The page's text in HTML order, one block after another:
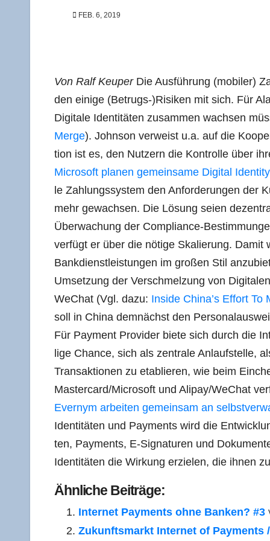
FEB. 6, 2019
Von Ralf KeuperDie Aus­füh­rung (mobi­ler)
den eini­ge (Betrugs-)Risiken mit sich. Für
Digi­ta­le Iden­ti­tä­ten zusam­men wach­sen
Mer­ge). John­son ver­weist u.a. auf die
ti­on ist es, den Nut­zern die Kon­trol­le über
Micro­soft pla­nen gemein­sa­me Digi­tal
le Zah­lungs­sys­tem den Anfor­de­run­gen der
mehr gewach­sen. Die Lösung sei­en
Über­wa­chung der Com­pli­ance-
ver­fügt er über die nöti­ge Ska­lie­rung.
Bank­dienst­leis­tun­gen im gro­ßen Stil
Umset­zung der Ver­schmel­zung von
WeChat (Vgl. dazu: Insi­de China’s Effort
soll in Chi­na dem­nächst den
Für Pay­ment Pro­vi­der bie­te sich durch die
li­ge Chan­ce, sich als zen­tra­le Anlauf­stel­le,
Trans­ak­tio­nen zu eta­blie­ren, wie beim
Mastercard/​Microsoft und Alipay/​WeChat
Ever­nym arbei­ten gemein­sam an
Iden­ti­tä­ten und Pay­ments wird die
ten, Pay­ments, E‑Signaturen und
Iden­ti­tä­ten die Wir­kung erzie­len, die ihnen
Ähn­li­che Beiträge:
Inter­net Pay­ments ohne Ban­ken? #3
Zukunfts­markt Inter­net of Pay­ments